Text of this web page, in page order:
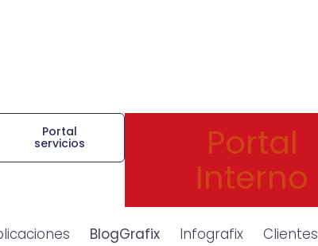
Portal
servicios Portal
Interno
BlogGrafix Infografix Clientes